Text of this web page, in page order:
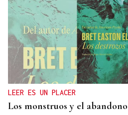
LEER ES UN PLACER
Los monstruos y el abandono